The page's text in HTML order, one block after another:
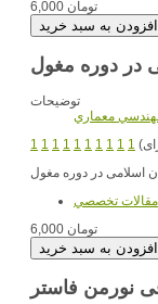
6,000 تومان
در دوره مغول
توضیحات
معماري
1 1 1 1 1 1 1 1 1 1
اسلامی در دوره مغول
مقالات تخصصي
6,000 تومان
نورمن فاستر